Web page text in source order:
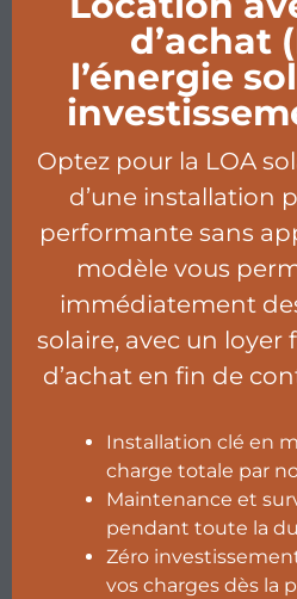
d’achat
l’énergie
Optez pour la LOA
d’une installation
performante sans
modèle vous
immédiatement
solaire, avec un loyer
d’achat en fin de
Installation clé en
charge totale par
Maintenance et
pendant toute la
Zéro
vos charges dès la